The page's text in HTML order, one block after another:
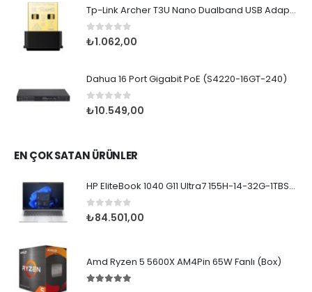
Tp-Link Archer T3U Nano Dualband USB Adaptör
0 5 üzerinden
₺1.062,00
Dahua 16 Port Gigabit PoE (S4220-16GT-240)
0 5 üzerinden
₺10.549,00
EN ÇOK SATAN ÜRÜNLER
HP EliteBook 1040 G11 Ultra7 155H-14-32G-1TBSD-WPr
0 5 üzerinden
₺84.501,00
Amd Ryzen 5 5600X AM4Pin 65W Fanlı (Box)